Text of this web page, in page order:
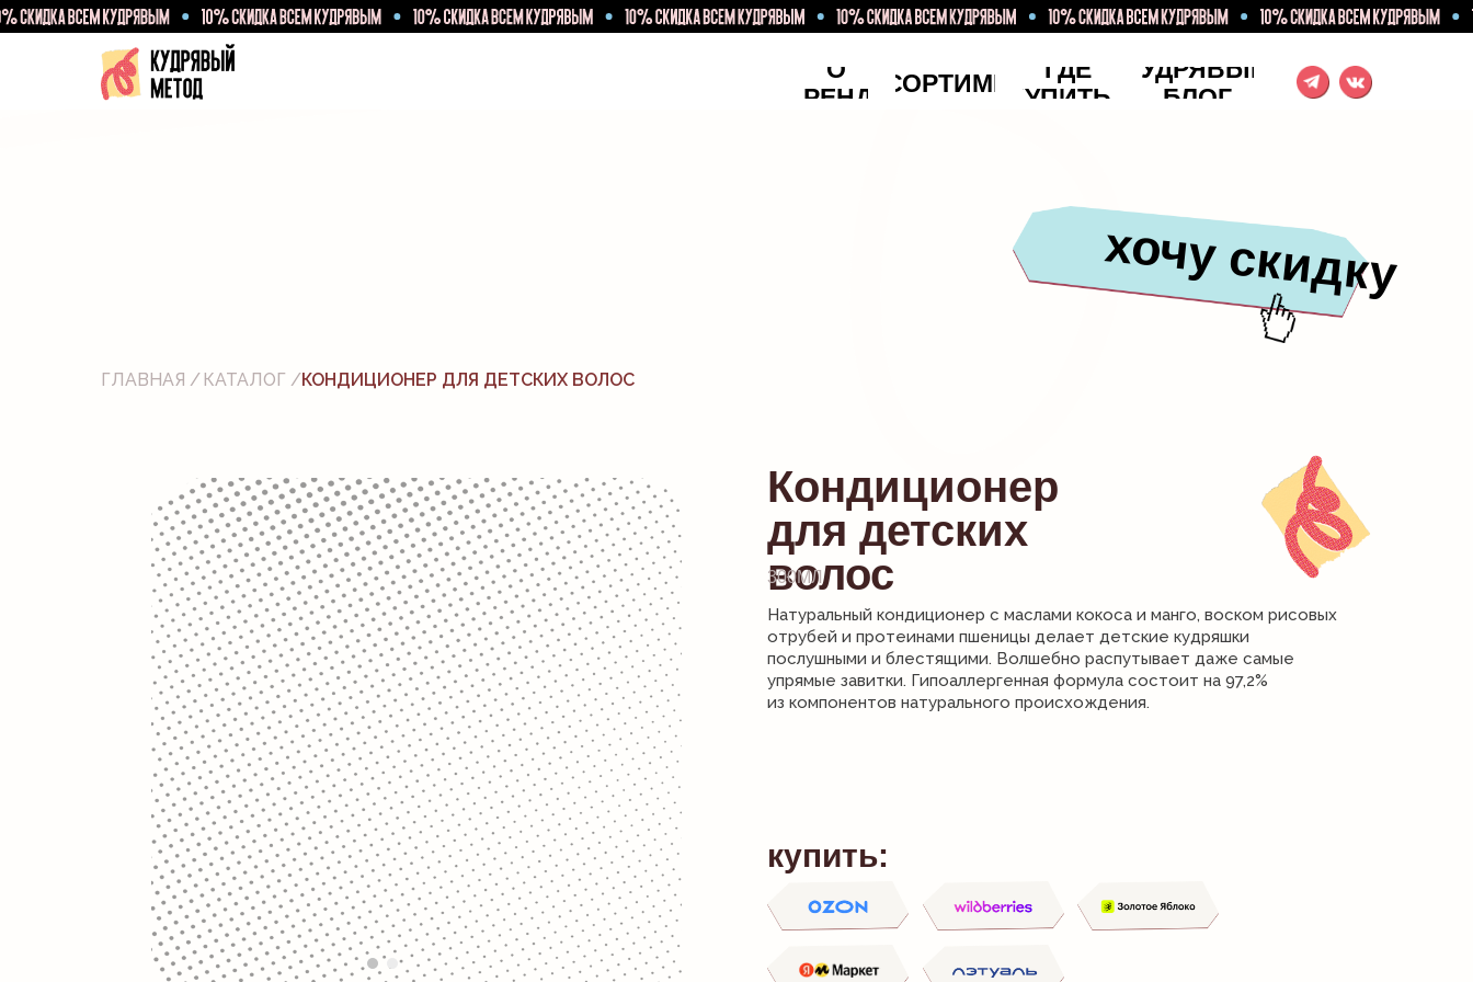
О
БРЕНДЕАССОРТИМЕНТГДЕ
КУПИТЬ?
КУДРЯВЫЙ
БЛОГ
хочу скидку
КОНДИЦИОНЕР ДЛЯ ДЕТСКИХ ВОЛОС
КАТАЛОГ /
ГЛАВНАЯ /
Кондиционер
для детских
волос
300МЛ
Натуральный кондиционер с маслами кокоса и манго, воском рисовых
отрубей и протеинами пшеницы делает детские кудряшки
послушными и блестящими. Волшебно распутывает даже самые
упрямые завитки. Гипоаллергенная формула состоит на 97,2%
из компонентов натурального происхождения.
купить: